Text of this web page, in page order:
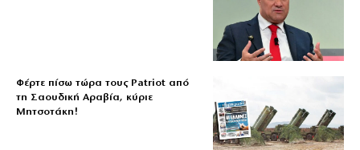
Φέρτε πίσω τώρα τους Patriot από
τη Σαουδική Αραβία, κύριε
Μητσοτάκη!